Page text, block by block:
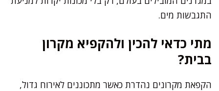
התגבשות מים.
מתי כדאי להכין ולהקפיא מקרון
בבית?
הקפאת מקרונים נהדרת כאשר מתכוננים לאירוח גדול,